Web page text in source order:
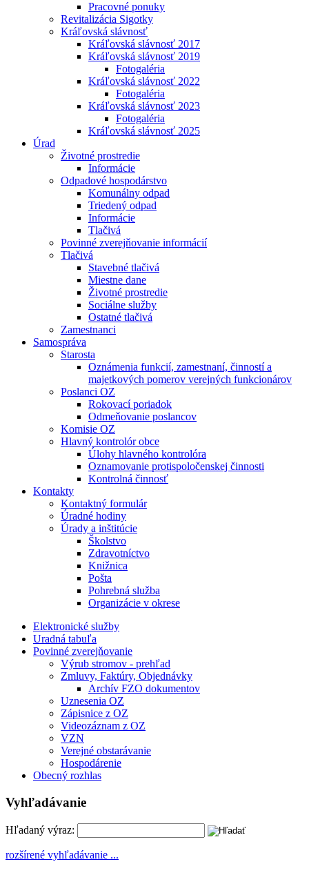
Pracovné ponuky
Revitalizácia Sigotky
Kráľovská slávnosť
Kráľovská slávnosť 2017
Kráľovská slávnosť 2019
Fotogaléria
Kráľovská slávnosť 2022
Fotogaléria
Kráľovská slávnosť 2023
Fotogaléria
Kráľovská slávnosť 2025
Úrad
Životné prostredie
Informácie
Odpadové hospodárstvo
Komunálny odpad
Triedený odpad
Informácie
Tlačivá
Povinné zverejňovanie informácií
Tlačivá
Stavebné tlačivá
Miestne dane
Životné prostredie
Sociálne služby
Ostatné tlačivá
Zamestnanci
Samospráva
Starosta
Oznámenia funkcií, zamestnaní, činností a
majetkových pomerov verejných funkcionárov
Poslanci OZ
Rokovací poriadok
Odmeňovanie poslancov
Komisie OZ
Hlavný kontrolór obce
Úlohy hlavného kontrolóra
Oznamovanie protispoločenskej činnosti
Kontrolná činnosť
Kontakty
Kontaktný formulár
Úradné hodiny
Úrady a inštitúcie
Školstvo
Zdravotníctvo
Knižnica
Pošta
Pohrebná služba
Organizácie v okrese
Elektronické služby
Uradná tabuľa
Povinné zverejňovanie
Výrub stromov - prehľad
Zmluvy, Faktúry, Objednávky
Archív FZO dokumentov
Uznesenia OZ
Zápisnice z OZ
Videozáznam z OZ
VZN
Verejné obstarávanie
Hospodárenie
Obecný rozhlas
Vyhľadávanie
Hľadaný výraz:
rozšírené vyhľadávanie ...